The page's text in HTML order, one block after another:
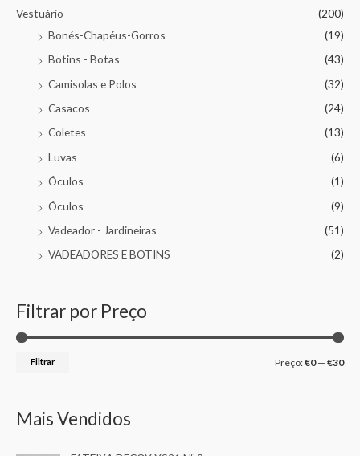
Vestuário
(200)
Bonés-Chapéus-Gorros
(19)
Botins - Botas
(43)
Camisolas e Polos
(32)
Casacos
(24)
Coletes
(13)
Luvas
(6)
Óculos
(1)
Óculos
(9)
Vadeador - Jardineiras
(51)
VADEADORES E BOTINS
(2)
Filtrar por Preço
Filtrar Preço:€0— €30
Mais Vendidos